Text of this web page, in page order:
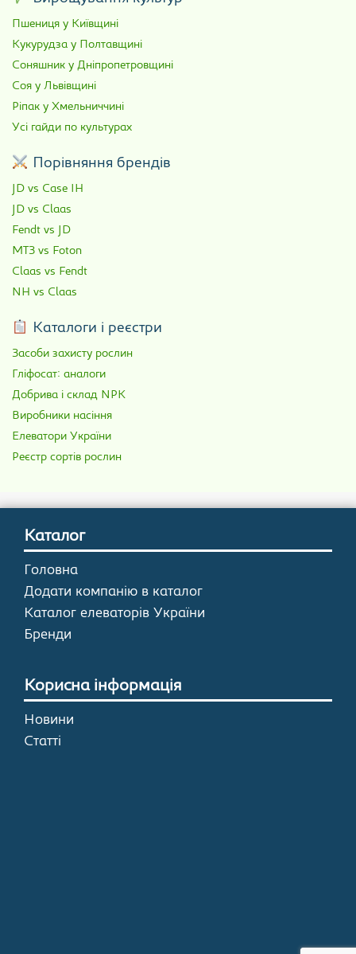
Пшениця у Київщині
Кукурудза у Полтавщині
Соняшник у Дніпропетровщині
Соя у Львівщині
Ріпак у Хмельниччині
Усі гайди по культурах
Порівняння брендів
JD vs Case IH
JD vs Claas
Fendt vs JD
МТЗ vs Foton
Claas vs Fendt
NH vs Claas
Каталоги і реєстри
Засоби захисту рослин
Гліфосат: аналоги
Добрива і склад NPK
Виробники насіння
Елеватори України
Реєстр сортів рослин
Каталог
Головна
Додати компанію в каталог
Каталог елеваторів України
Бренди
Корисна інформація
Новини
Статті